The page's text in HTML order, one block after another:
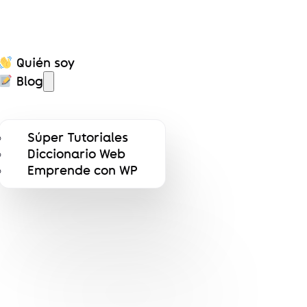
Quién soy
Blog
Súper Tutoriales
Diccionario Web
Emprende con WP
Activar Elementor